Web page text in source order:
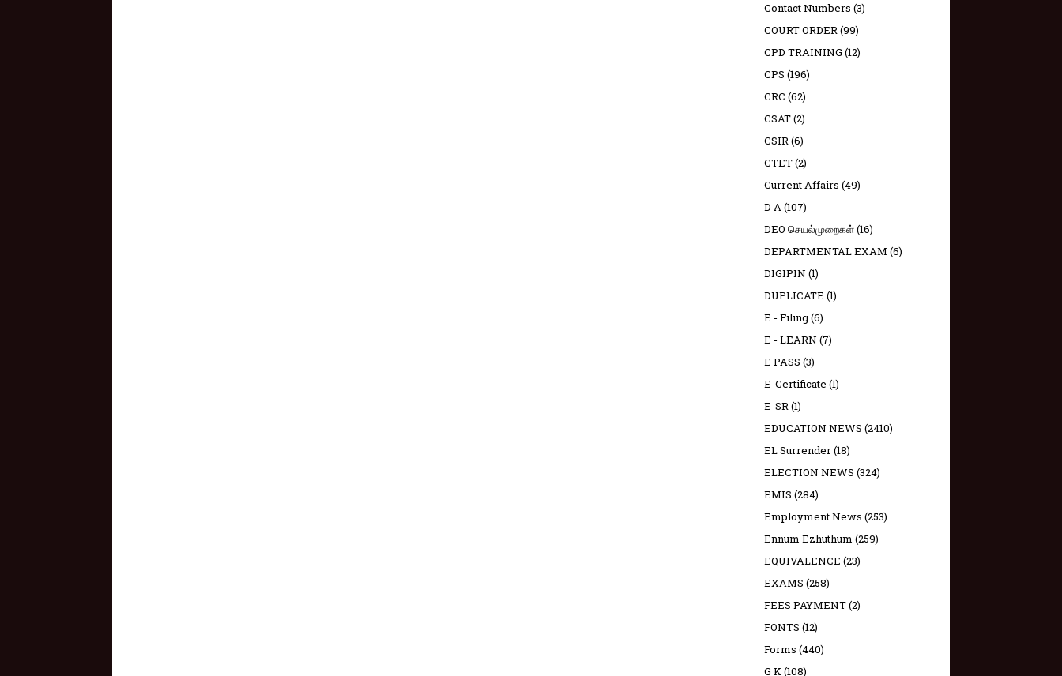
Contact Numbers (3)
COURT ORDER(99)
CPD TRAINING (12)
CPS (196)
CRC (62)
CSAT(2)
CSIR(6)
CTET(2)
Current Affairs (49)
D A(107)
DEO செயல்முறைகள்(16)
DEPARTMENTAL EXAM (6)
DIGIPIN (1)
DUPLICATE (1)
E - Filing(6)
E - LEARN (7)
E PASS (3)
E-Certificate (1)
E-SR(1)
EDUCATION NEWS (2410)
EL Surrender(18)
ELECTION NEWS (324)
EMIS (284)
Employment News (253)
Ennum Ezhuthum (259)
EQUIVALENCE (23)
EXAMS (258)
FEES PAYMENT(2)
FONTS (12)
Forms (440)
G K(108)